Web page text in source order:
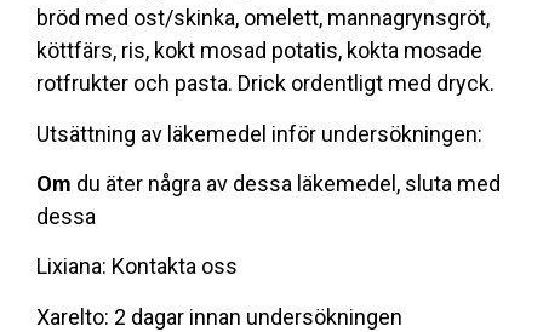
bröd med ost/skinka, omelett, mannagrynsgröt,
köttfärs, ris, kokt mosad potatis, kokta mosade
rotfrukter och pasta. Drick ordentligt med dryck.
Utsättning av läkemedel inför undersökningen:
Om du äter några av dessa läkemedel, sluta med
dessa
Lixiana: Kontakta oss
Xarelto: 2 dagar innan undersökningen